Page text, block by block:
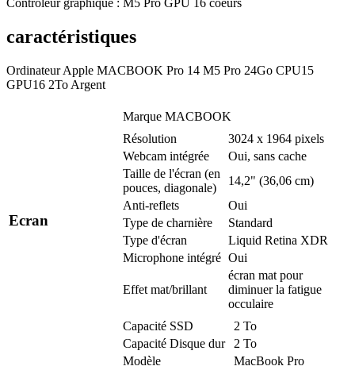
caractéristiques
Ordinateur Apple MACBOOK Pro 14 M5 Pro 24Go CPU15
GPU16 2To Argent
Marque MACBOOK
Ecran
Résolution
3024 x 1964 pixels
Webcam intégrée
Oui, sans cache
Taille de l'écran (en
pouces, diagonale)
14,2" (36,06 cm)
Anti-reflets
Oui
Type de charnière
Standard
Type d'écran
Liquid Retina XDR
Microphone intégré Oui
Effet mat/brillant
écran mat pour
diminuer la fatigue
occulaire
Capacité SSD
2 To
Capacité Disque dur
2 To
Modèle
MacBook Pro